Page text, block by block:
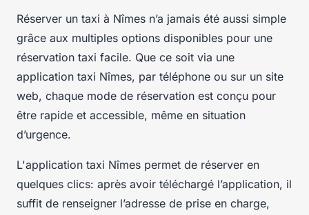
Réserver un taxi à Nîmes n’a jamais été aussi simple
grâce aux multiples options disponibles pour une
réservation taxi facile. Que ce soit via une
application taxi Nîmes, par téléphone ou sur un site
web, chaque mode de réservation est conçu pour
être rapide et accessible, même en situation
d’urgence.
L'application taxi Nîmes permet de réserver en
quelques clics: après avoir téléchargé l’application, il
suffit de renseigner l’adresse de prise en charge,